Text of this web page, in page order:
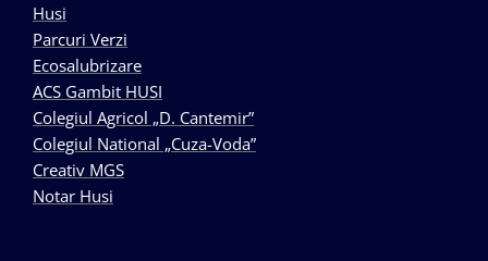
Husi
Parcuri Verzi
Ecosalubrizare
ACS Gambit HUSI
Colegiul Agricol „D. Cantemir”
Colegiul National „Cuza-Voda”
Creativ MGS
Notar Husi